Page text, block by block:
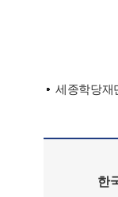
세종학당재
한